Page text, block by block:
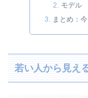
モデル
まとめ：
若い人から見え